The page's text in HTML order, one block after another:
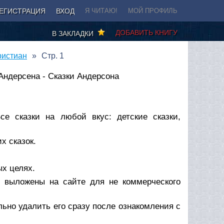
ВХОД Я ЧИТАЮ! МОЙ ПРОФИЛЬ
ДОБАВИТЬ КНИГУ
В ЗАКЛАДКИ
Стр. 1
- Сказки Андерсона
сказки на любой вкус: детские сказки,
сказок.
целях.
на сайте для не коммерческого
удалить его сразу после ознакомления с